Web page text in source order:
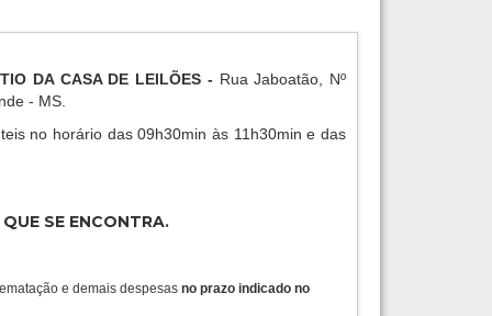
DA CASA DE LEILÕES - Rua Jaboatão, Nº
- MS.
no horário das 09h30min às 11h30min e das
SE ENCONTRA.
e demais despesas no prazo indicado no